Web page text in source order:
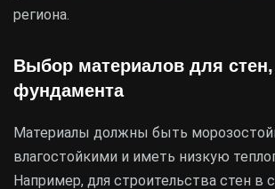
региона.
Выбор материалов для
фундамента
Материалы должны быть
влагостойкими и иметь низкую
Например, для строительства стен в